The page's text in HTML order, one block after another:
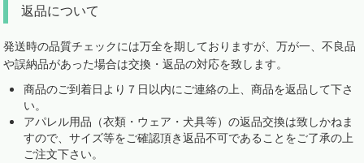
返品について
発送時の品質チェックには万全を期しておりますが、万が一、不良品
や誤納品があった場合は交換・返品の対応を致します。
商品のご到着日より７日以内にご連絡の上、商品を返品して下さ
い。
アパレル用品（衣類・ウェア・犬具等）の返品交換は致しかねま
すので、サイズ等をご確認頂き返品不可であることをご了承の上
ご注文下さい。